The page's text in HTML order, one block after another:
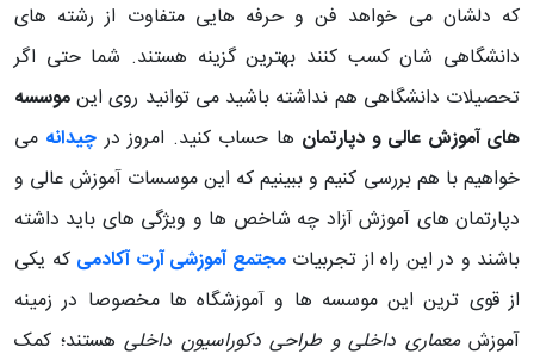
که دلشان می خواهد فن و حرفه هایی متفاوت از رشته های
دانشگاهی شان کسب کنند بهترین گزینه هستند. شما حتی اگر
تحصیلات دانشگاهی هم نداشته باشید می توانید روی اینموسسه
های آموزش عالی و دپارتمان ها حساب کنید. امروز در چیدانه می
خواهیم با هم بررسی کنیم و ببینیم که این موسسات آموزش عالی و
دپارتمان های آموزش آزاد چه شاخص ها و ویژگی های باید داشته
باشند و در این راه از تجربیاتمجتمع آموزشی آرت آکادمی که یکی
از قوی ترین این موسسه ها و آموزشگاه ها مخصوصا در زمینه
آموزشمعماری داخلی و طراحی دکوراسیون داخلی هستند؛ کمک